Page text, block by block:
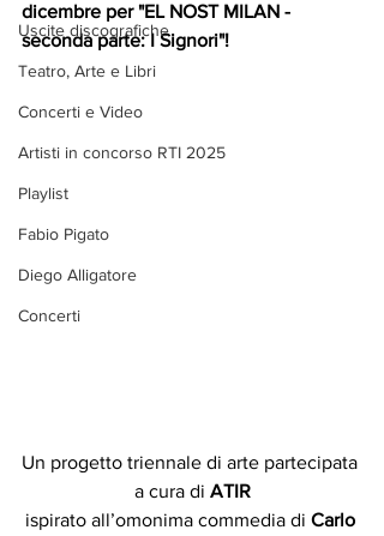
Uscite discografiche
Teatro, Arte e Libri
Concerti e Video
Artisti in concorso RTI 2025
Playlist
Fabio Pigato
Diego Alligatore
Concerti
dicembre per "EL NOST MILAN -
seconda parte: I Signori"!
Un progetto triennale di arte partecipata
a cura di ATIR
ispirato all’omonima commedia di Carlo